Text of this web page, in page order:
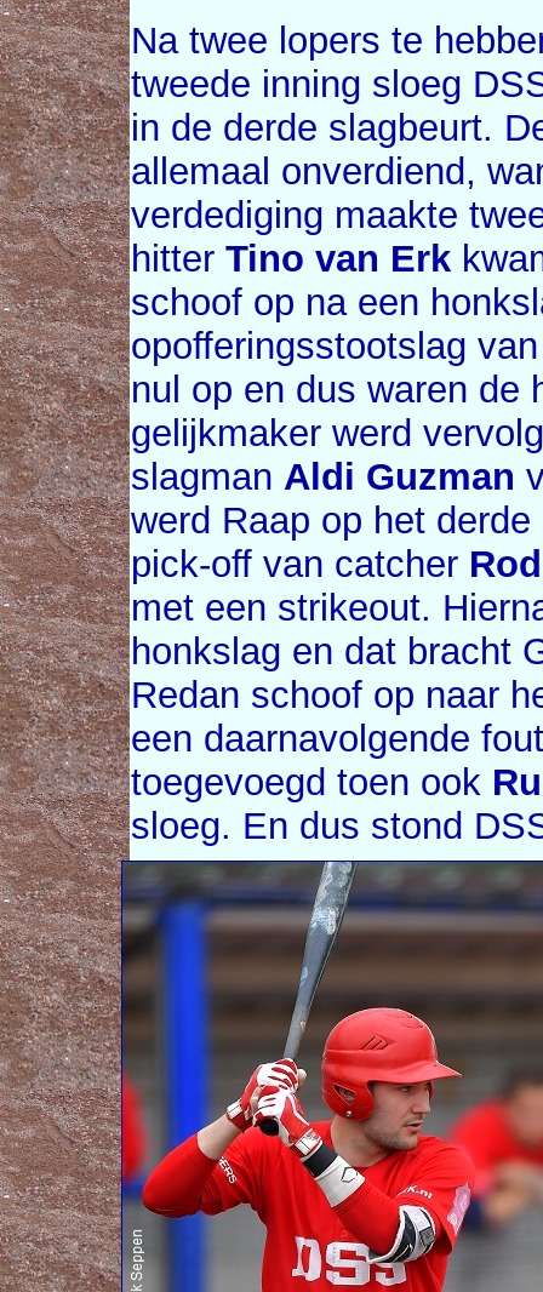
Na twee lopers te
tweede inning sloeg
in de derde slagbeurt.
allemaal onverdiend,
verdediging maakte
hitter Tino van Erk
schoof op na een
opofferingsstootslag
nul op en dus waren de
gelijkmaker werd
slagman Aldi Guzman
werd Raap op het
pick-off van catcher
met een strikeout.
honkslag en dat bracht
Redan schoof op naar
een daarnavolgende
toegevoegd toen ook
sloeg. En dus stond